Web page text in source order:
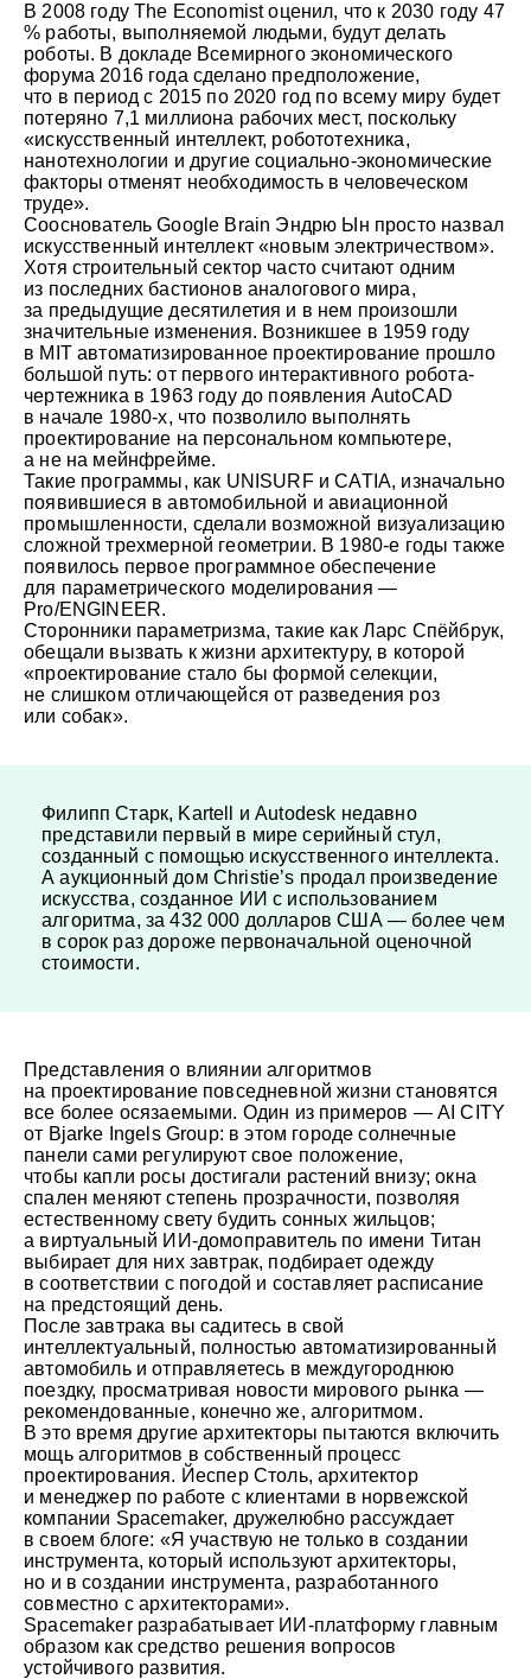
В 2008 году The Economist оценил, что к 2030 году 47
% работы, выполняемой людьми, будут делать
роботы. В докладе Всемирного экономического
форума 2016 года сделано предположение,
что в период с 2015 по 2020 год по всему миру будет
потеряно 7,1 миллиона рабочих мест, поскольку
«искусственный интеллект, робототехника,
нанотехнологии и другие социально-экономические
факторы отменят необходимость в человеческом
труде».
Сооснователь Google Brain Эндрю Ын просто назвал
искусственный интеллект «новым электричеством».
Хотя строительный сектор часто считают одним
из последних бастионов аналогового мира,
за предыдущие десятилетия и в нем произошли
значительные изменения. Возникшее в 1959 году
в MIT автоматизированное проектирование прошло
большой путь: от первого интерактивного робота-
чертежника в 1963 году до появления AutoCAD
в начале 1980-х, что позволило выполнять
проектирование на персональном компьютере,
а не на мейнфрейме.
Такие программы, как UNISURF и CATIA, изначально
появившиеся в автомобильной и авиационной
промышленности, сделали возможной визуализацию
сложной трехмерной геометрии. В 1980-е годы также
появилось первое программное обеспечение
для параметрического моделирования —
Pro/ENGINEER.
Сторонники параметризма, такие как Ларс Спёйбрук,
обещали вызвать к жизни архитектуру, в которой
«проектирование стало бы формой селекции,
не слишком отличающейся от разведения роз
или собак».
Филипп Старк, Kartell и Autodesk недавно
представили первый в мире серийный стул,
созданный с помощью искусственного интеллекта.
А аукционный дом Christie’s продал произведение
искусства, созданное ИИ с использованием
алгоритма, за 432 000 долларов США — более чем
в сорок раз дороже первоначальной оценочной
стоимости.
Представления о влиянии алгоритмов
на проектирование повседневной жизни становятся
все более осязаемыми. Один из примеров — AI CITY
от Bjarke Ingels Group: в этом городе солнечные
панели сами регулируют свое положение,
чтобы капли росы достигали растений внизу; окна
спален меняют степень прозрачности, позволяя
естественному свету будить сонных жильцов;
а виртуальный ИИ-домоправитель по имени Титан
выбирает для них завтрак, подбирает одежду
в соответствии с погодой и составляет расписание
на предстоящий день.
После завтрака вы садитесь в свой
интеллектуальный, полностью автоматизированный
автомобиль и отправляетесь в междугороднюю
поездку, просматривая новости мирового рынка —
рекомендованные, конечно же, алгоритмом.
В это время другие архитекторы пытаются включить
мощь алгоритмов в собственный процесс
проектирования. Йеспер Столь, архитектор
и менеджер по работе с клиентами в норвежской
компании Spacemaker, дружелюбно рассуждает
в своем блоге: «Я участвую не только в создании
инструмента, который используют архитекторы,
но и в создании инструмента, разработанного
совместно с архитекторами».
Spacemaker разрабатывает ИИ-платформу главным
образом как средство решения вопросов
устойчивого развития.